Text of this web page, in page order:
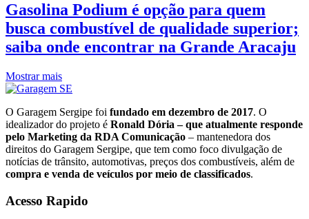
Gasolina Podium é opção para quem
busca combustível de qualidade superior;
saiba onde encontrar na Grande Aracaju
Mostrar mais
O Garagem Sergipe foi fundado em dezembro de 2017. O
idealizador do projeto é Ronald Dória – que atualmente responde
pelo Marketing da RDA Comunicação – mantenedora dos
direitos do Garagem Sergipe, que tem como foco divulgação de
notícias de trânsito, automotivas, preços dos combustíveis, além de
compra e venda de veículos por meio de classificados.
Acesso Rapido